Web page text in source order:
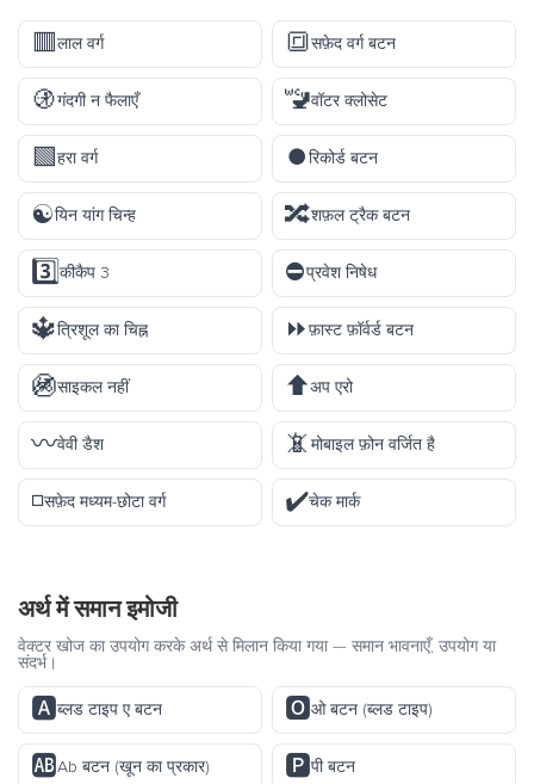
🟥लाल वर्ग 🔳सफ़ेद वर्ग बटन
🚯गंदगी न फैलाएँ 🚾वॉटर क्लोसेट
🟩हरा वर्ग ⏺️रिकोर्ड बटन
☯️यिन यांग चिन्ह 🔀शफ़ल ट्रैक बटन
3️⃣कीकैप 3 ⛔प्रवेश निषेध
🔱त्रिशूल का चिह्न ⏩फ़ास्ट फ़ॉर्वर्ड बटन
🚳साइकल नहीं ⬆️अप एरो
〰️वेवी डैश 📵 मोबाइल फ़ोन वर्जित है
◽सफ़ेद मध्यम-छोटा वर्ग ✔️चेक मार्क
अर्थ में समान इमोजी
वेक्टर खोज का उपयोग करके अर्थ से मिलान किया गया — समान भावनाएँ, उपयोग या
संदर्भ।
🅰️ब्लड टाइप ए बटन 🅾️ओ बटन (ब्लड टाइप)
🆎Ab बटन (खून का प्रकार) 🅿️पी बटन